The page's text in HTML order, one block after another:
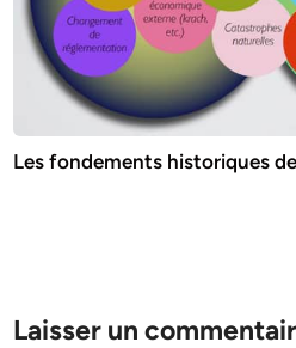
Les fondements historiques
Laisser un